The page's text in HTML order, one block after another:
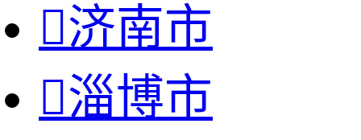
济南市
淄博市